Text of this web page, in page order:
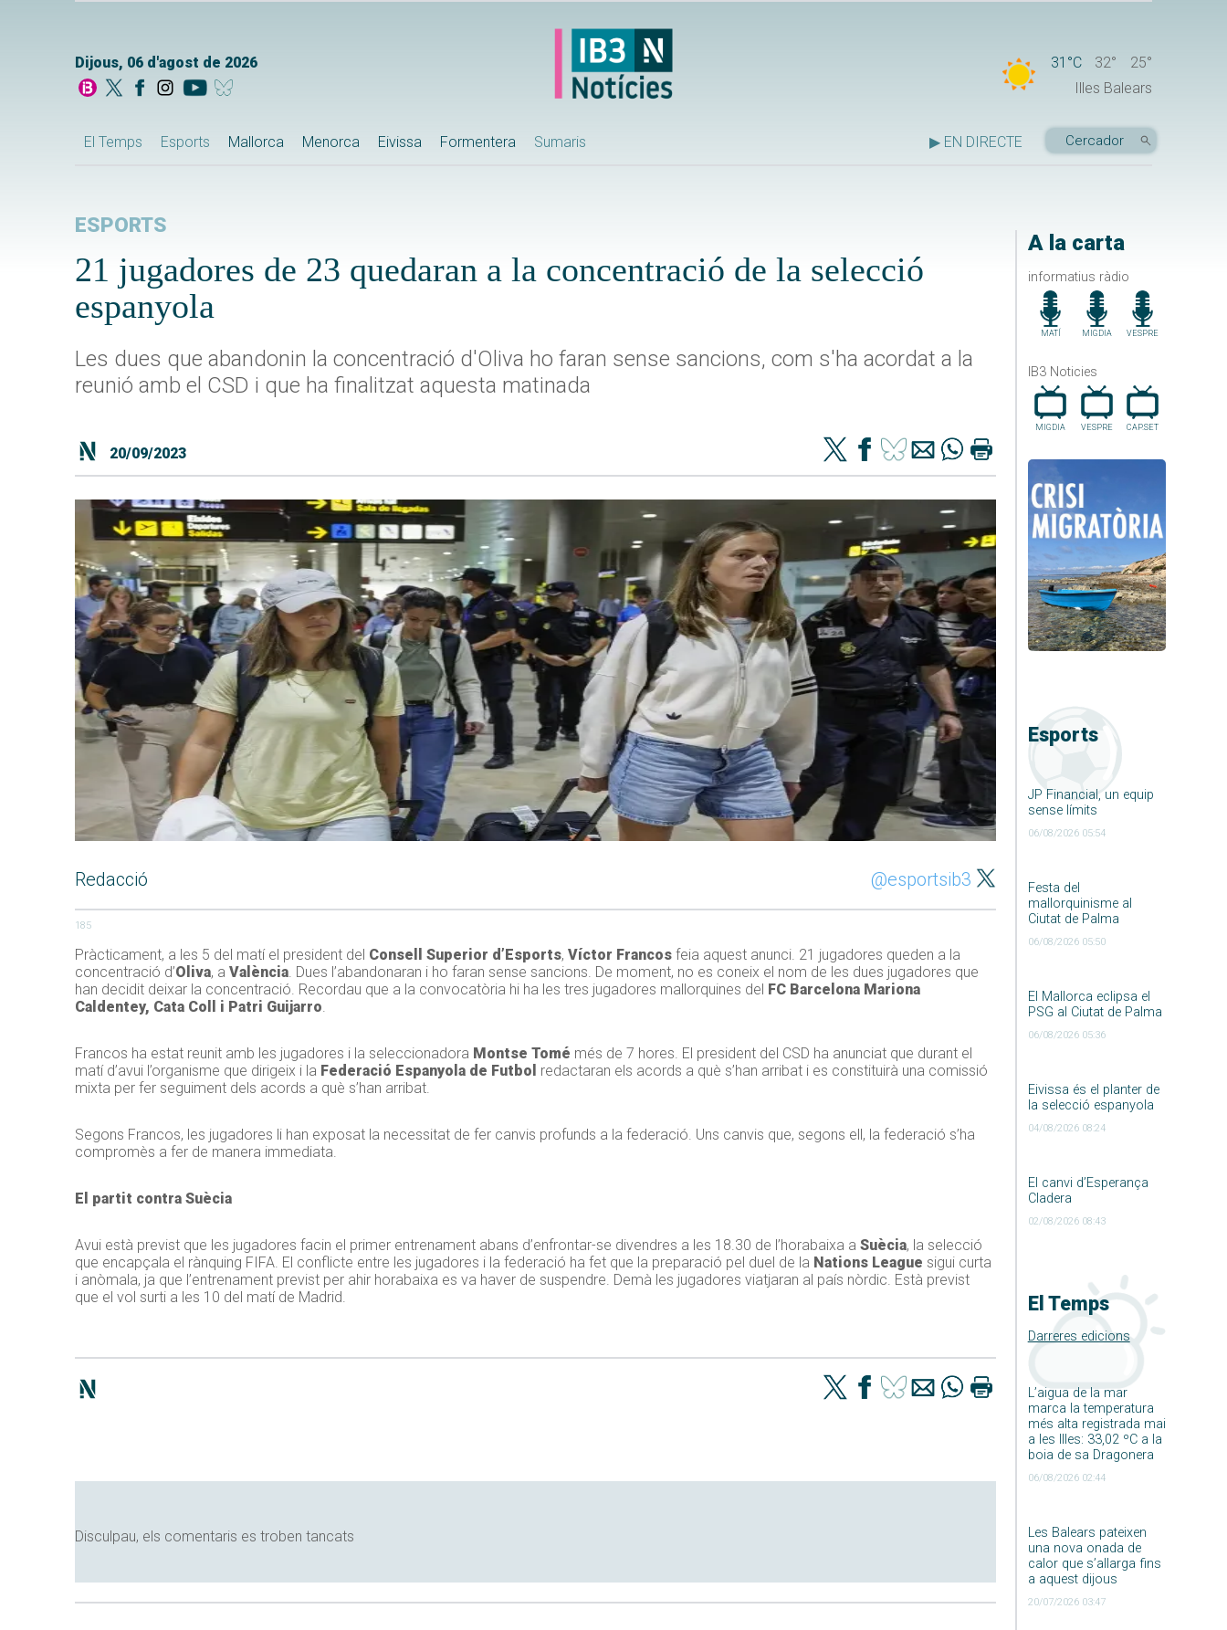
Dijous, 06 d'agost de 2026 31°C 32°
25°
Illes Balears
El Temps Esports Mallorca Menorca Eivissa Formentera Sumaris ▶ EN DIRECTE
A la carta
informatius ràdio
MATÍ MIGDIA VESPRE
IB3 Noticies
MIGDIA VESPRE CAP.SET
Esports
JP Financial, un equip
sense límits
06/08/2026 05:54
Festa del
mallorquinisme al
Ciutat de Palma
06/08/2026 05:50
El Mallorca eclipsa el
PSG al Ciutat de Palma
06/08/2026 05:36
Eivissa és el planter de
la selecció espanyola
04/08/2026 08:24
El canvi d’Esperança
Cladera
02/08/2026 08:43
El Temps
Darreres edicions
L’aigua de la mar
marca la temperatura
més alta registrada mai
a les Illes: 33,02 ºC a la
boia de sa Dragonera
06/08/2026 02:44
Les Balears pateixen
una nova onada de
calor que s’allarga fins
a aquest dijous
20/07/2026 03:47
ESPORTS
21 jugadores de 23 quedaran a la concentració de la selecció
espanyola
Les dues que abandonin la concentració d'Oliva ho faran sense sancions, com s'ha acordat a la
reunió amb el CSD i que ha finalitzat aquesta matinada
20/09/2023
Redacció @esportsib3
185
Pràcticament, a les 5 del matí el president del Consell Superior d’Esports, Víctor Francos feia aquest anunci. 21 jugadores queden a la
concentració d’Oliva, a València. Dues l’abandonaran i ho faran sense sancions. De moment, no es coneix el nom de les dues jugadores que
han decidit deixar la concentració. Recordau que a la convocatòria hi ha les tres jugadores mallorquines del FC Barcelona Mariona
Caldentey, Cata Coll i Patri Guijarro.
Francos ha estat reunit amb les jugadores i la seleccionadora Montse Tomé més de 7 hores. El president del CSD ha anunciat que durant el
matí d’avui l’organisme que dirigeix i la Federació Espanyola de Futbol redactaran els acords a què s’han arribat i es constituirà una comissió
mixta per fer seguiment dels acords a què s’han arribat.
Segons Francos, les jugadores li han exposat la necessitat de fer canvis profunds a la federació. Uns canvis que, segons ell, la federació s’ha
compromès a fer de manera immediata.
El partit contra Suècia
Avui està previst que les jugadores facin el primer entrenament abans d’enfrontar-se divendres a les 18.30 de l’horabaixa a Suècia, la selecció
que encapçala el rànquing FIFA. El conflicte entre les jugadores i la federació ha fet que la preparació pel duel de la Nations League sigui curta
i anòmala, ja que l’entrenament previst per ahir horabaixa es va haver de suspendre. Demà les jugadores viatjaran al país nòrdic. Està previst
que el vol surti a les 10 del matí de Madrid.
Disculpau, els comentaris es troben tancats